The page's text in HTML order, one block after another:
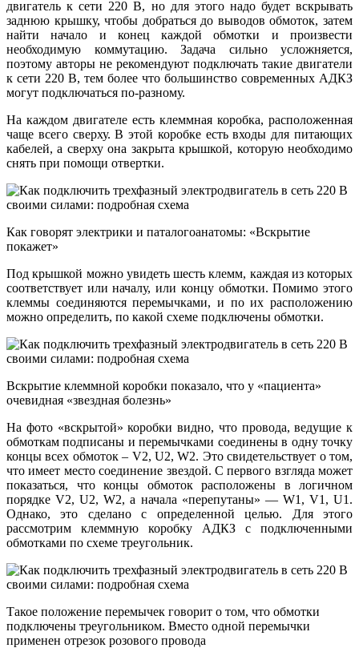
двигатель к сети 220 В, но для этого надо будет вскрывать
заднюю крышку, чтобы добраться до выводов обмоток, затем
найти начало и конец каждой обмотки и произвести
необходимую коммутацию. Задача сильно усложняется,
поэтому авторы не рекомендуют подключать такие двигатели
к сети 220 В, тем более что большинство современных АДКЗ
могут подключаться по-разному.
На каждом двигателе есть клеммная коробка, расположенная
чаще всего сверху. В этой коробке есть входы для питающих
кабелей, а сверху она закрыта крышкой, которую необходимо
снять при помощи отвертки.
Как говорят электрики и паталогоанатомы: «Вскрытие
покажет»
Под крышкой можно увидеть шесть клемм, каждая из которых
соответствует или началу, или концу обмотки. Помимо этого
клеммы соединяются перемычками, и по их расположению
можно определить, по какой схеме подключены обмотки.
Вскрытие клеммной коробки показало, что у «пациента»
очевидная «звездная болезнь»
На фото «вскрытой» коробки видно, что провода, ведущие к
обмоткам подписаны и перемычками соединены в одну точку
концы всех обмоток – V2, U2, W2. Это свидетельствует о том,
что имеет место соединение звездой. С первого взгляда может
показаться, что концы обмоток расположены в логичном
порядке V2, U2, W2, а начала «перепутаны» — W1, V1, U1.
Однако, это сделано с определенной целью. Для этого
рассмотрим клеммную коробку АДКЗ с подключенными
обмотками по схеме треугольник.
Такое положение перемычек говорит о том, что обмотки
подключены треугольником. Вместо одной перемычки
применен отрезок розового провода